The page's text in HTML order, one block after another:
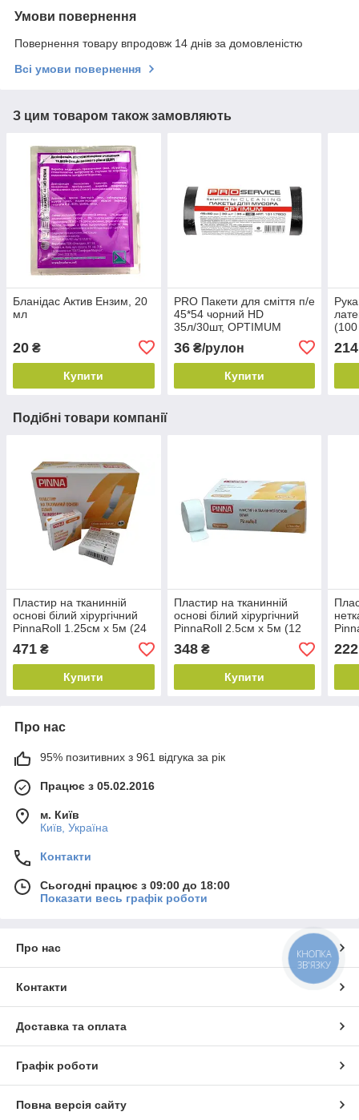
Умови повернення
Повернення товару впродовж 14 днів за домовленістю
Всі умови повернення
З цим товаром також замовляють
Бланідас Актив Ензим, 20
мл
20 ₴
Купити
PRO Пакети для сміття п/е
45*54 чорний HD
35л/30шт, OPTIMUM
36₴/рулон
Купити
214
Подібні товари компанії
Пластир на тканинній
основі білий хірургічний
PinnaRoll 1.25см х 5м (24
шт./уп.)
471 ₴
Купити
Пластир на тканинній
основі білий хірургічний
PinnaRoll 2.5см х 5м (12
шт./уп.)
348₴
Купити
222
Про нас
95% позитивних з 961 відгука за рік
Працює з 05.02.2016
м. Київ
Київ, Україна
Контакти
Сьогодні працює з 09:00 до 18:00
Показати весь графік роботи
Про нас
Контакти
Доставка та оплата
Графік роботи
Повна версія сайту
КНОПКА
ЗВ'ЯЗКУ